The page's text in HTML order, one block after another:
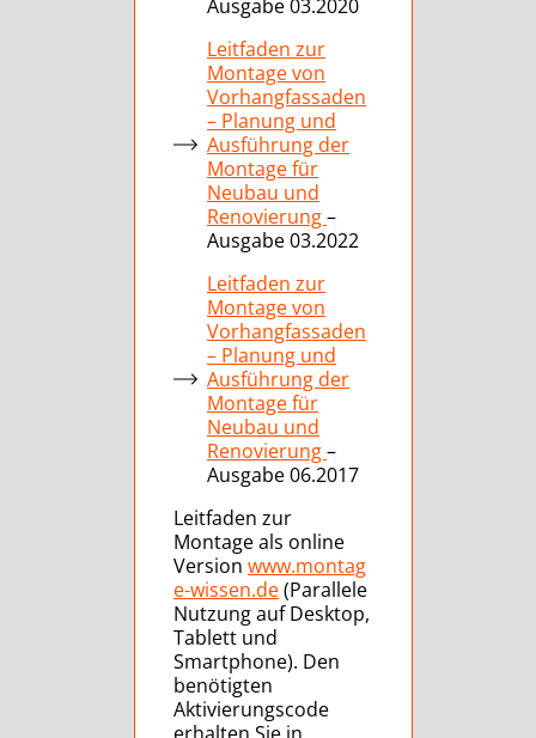
Ausgabe 03.2020
Leitfaden zur
Montage von
Vorhangfassaden
– Planung und
Ausführung der
Montage für
Neubau und
Renovierung–
Ausgabe 03.2022
Leitfaden zur
Montage von
Vorhangfassaden
– Planung und
Ausführung der
Montage für
Neubau und
Renovierung–
Ausgabe 06.2017
Leitfaden zur
Montage als online
Version www.montag
e-wissen.de(Parallele
Nutzung auf Desktop,
Tablett und
Smartphone). Den
benötigten
Aktivierungscode
erhalten Sie in